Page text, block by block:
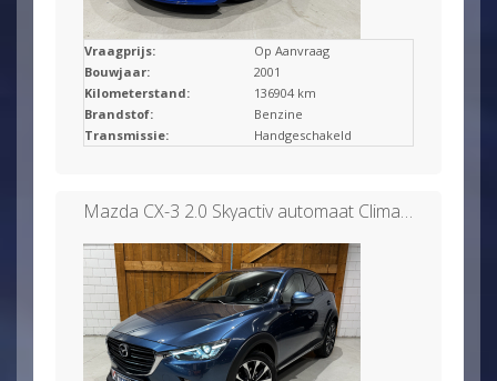
Vraagprijs:
Op Aanvraag
Bouwjaar:
2001
Kilometerstand:
136904 km
Brandstof:
Benzine
Transmissie:
Handgeschakeld
Mazda CX-3 2.0 Skyactiv automaat Clima/Camera